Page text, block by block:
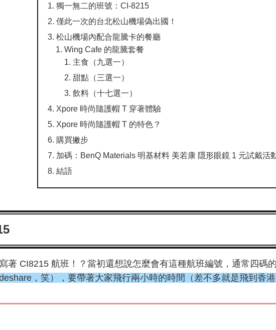
獨一無二的班號：CI-8215
僅此一次的台北松山機場偽出國！
松山機場內配合龍騰卡的餐廳
Wing Cafe 的龍騰套餐
主食（九選一）
甜點（三選一）
飲料（十七選一）
Xpore 時尚隨護帽 T 穿著體驗
Xpore 時尚隨護帽 T 的特色？
購買撇步
加碼：BenQ Materials 明基材料 美若康 隱形眼鏡 1 元試戴活
結語
著 CI8215 航班！？當初還想說怎麼會有這種航班編號，通常四碼
，笑），要帶著大家飛行兩小時的時間（差不多就是飛到香